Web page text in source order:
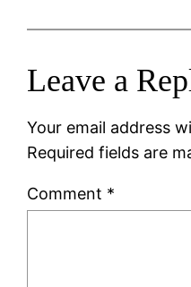
Leave a
Your email address
Required fields are
Comment *